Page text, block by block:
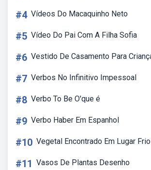
#4 Vídeos Do Macaquinho Neto
#5 Vídeo Do Pai Com A Filha Sofia
#6 Vestido De Casamento Para
#7 Verbos No Infinitivo Impessoal
#8 Verbo To Be O'que é
#9 Verbo Haber Em Espanhol
#10 Vegetal Encontrado Em Lugar Frio
#11 Vasos De Plantas Desenho